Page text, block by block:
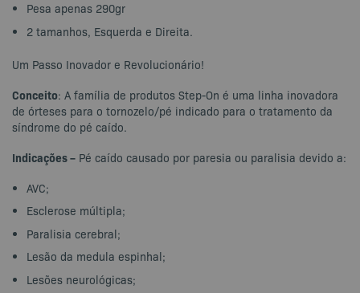
Pesa apenas 290gr
2 tamanhos, Esquerda e Direita.
Um Passo Inovador e Revolucionário!
Conceito: A família de produtos Step-On é uma linha inovadora
de órteses para o tornozelo/pé indicado para o tratamento da
síndrome do pé caído.
Indicações – Pé caído causado por paresia ou paralisia devido a:
AVC;
Esclerose múltipla;
Paralisia cerebral;
Lesão da medula espinhal;
Lesões neurológicas;